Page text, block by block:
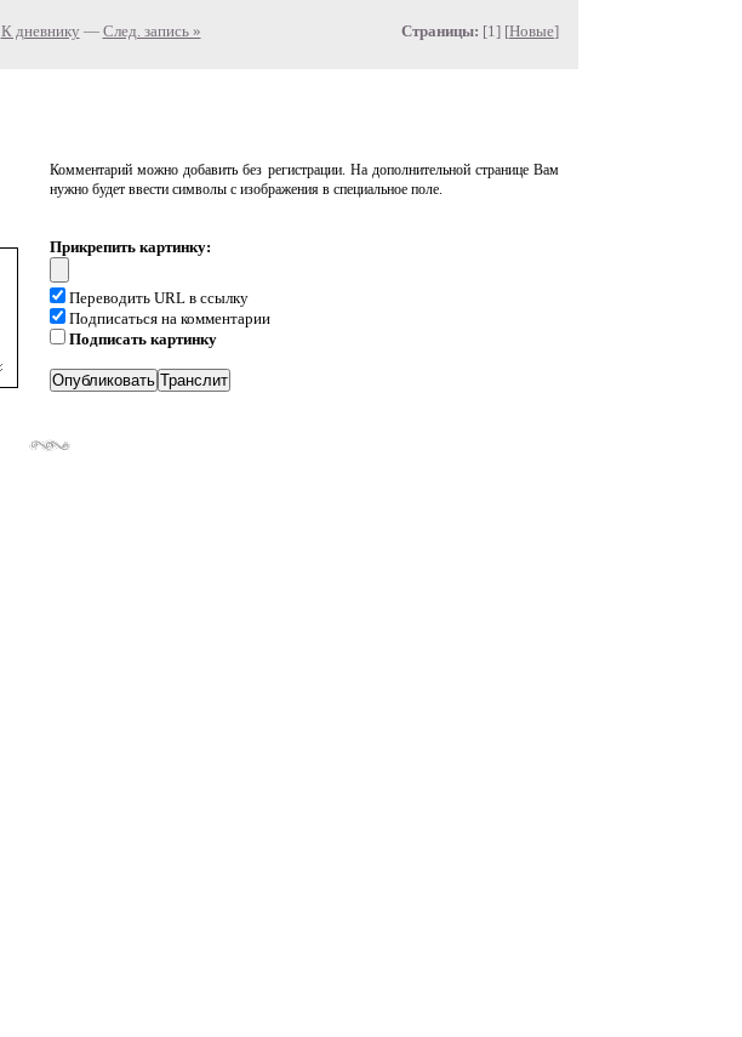
К дневнику — След. запись » Страницы: [1] [Новые]
Комментарий можно добавить без регистрации. На дополнительной странице Вам
нужно будет ввести символы с изображения в специальное поле.
Прикрепить картинку:
Переводить URL в ссылку
Подписаться на комментарии
Подписать картинку